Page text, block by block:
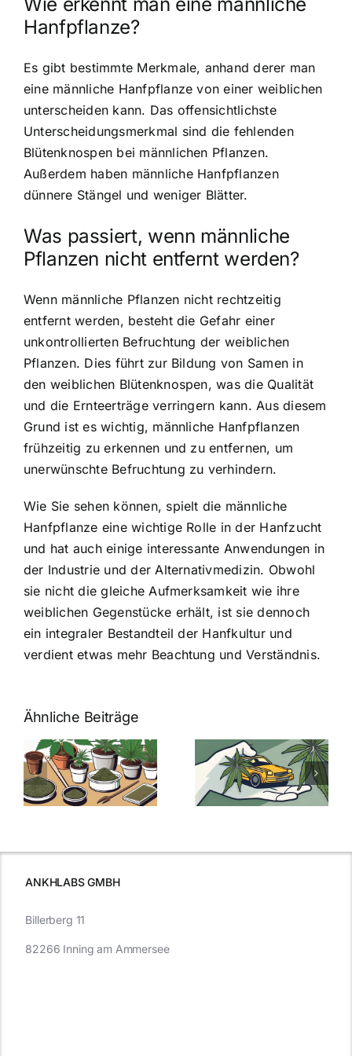
Hanfpflanze?
Es gibt bestimmte Merkmale, anhand derer man
eine männliche Hanfpflanze von einer weiblichen
unterscheiden kann. Das offensichtlichste
Unterscheidungsmerkmal sind die fehlenden
Blütenknospen bei männlichen Pflanzen.
Außerdem haben männliche Hanfpflanzen
dünnere Stängel und weniger Blätter.
Was passiert, wenn männliche
Pflanzen nicht entfernt werden?
Wenn männliche Pflanzen nicht rechtzeitig
entfernt werden, besteht die Gefahr einer
unkontrollierten Befruchtung der weiblichen
Pflanzen. Dies führt zur Bildung von Samen in
den weiblichen Blütenknospen, was die Qualität
und die Ernteerträge verringern kann. Aus diesem
Grund ist es wichtig, männliche Hanfpflanzen
frühzeitig zu erkennen und zu entfernen, um
unerwünschte Befruchtung zu verhindern.
Wie Sie sehen können, spielt die männliche
Hanfpflanze eine wichtige Rolle in der Hanfzucht
und hat auch einige interessante Anwendungen in
der Industrie und der Alternativmedizin. Obwohl
sie nicht die gleiche Aufmerksamkeit wie ihre
weiblichen Gegenstücke erhält, ist sie dennoch
ein integraler Bestandteil der Hanfkultur und
verdient etwas mehr Beachtung und Verständnis.
Ähnliche Beiträge
Neue THC-
Grenzwert-
Regelung:
Was Sie über
Cannabis und
müssen
Cannabis
Samen
kaufen: Alles
was Sie
ANKHLABS GMBH
Billerberg 11
82266 Inning am Ammersee